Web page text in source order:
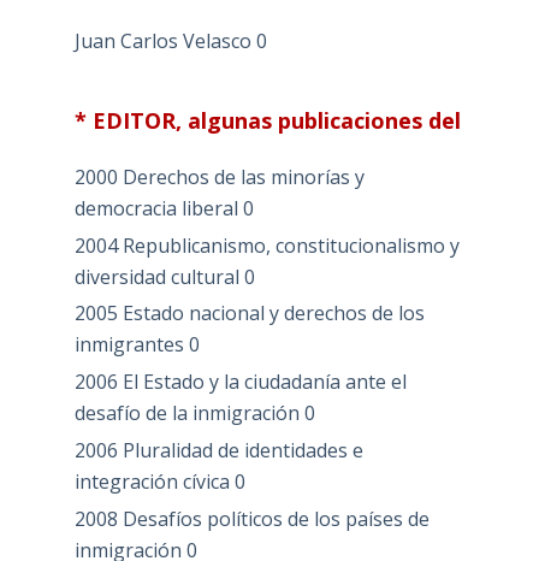
Juan Carlos Velasco 0
* EDITOR, algunas publicaciones del
2000 Derechos de las minorías y
democracia liberal 0
2004 Republicanismo, constitucionalismo y
diversidad cultural 0
2005 Estado nacional y derechos de los
inmigrantes 0
2006 El Estado y la ciudadanía ante el
desafío de la inmigración 0
2006 Pluralidad de identidades e
integración cívica 0
2008 Desafíos políticos de los países de
inmigración 0